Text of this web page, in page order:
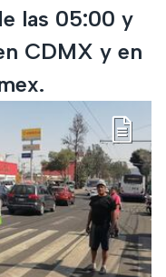
las 05:00 y
CDMX y en